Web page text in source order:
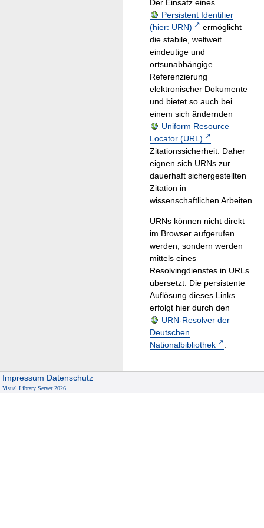
Der Einsatz eines
Persistent Identifier
(hier: URN)
ermöglicht
die stabile, weltweit
eindeutige und
ortsunabhängige
Referenzierung
elektronischer Dokumente
und bietet so auch bei
einem sich ändernden
Uniform Resource
Locator (URL)
Zitationssicherheit. Daher
eignen sich URNs zur
dauerhaft sichergestellten
Zitation in
wissenschaftlichen Arbeiten.
URNs können nicht direkt
im Browser aufgerufen
werden, sondern werden
mittels eines
Resolvingdienstes in URLs
übersetzt. Die persistente
Auflösung dieses Links
erfolgt hier durch den
URN-Resolver der
Deutschen
Nationalbibliothek
.
Impressum Datenschutz
Visual Library Server 2026